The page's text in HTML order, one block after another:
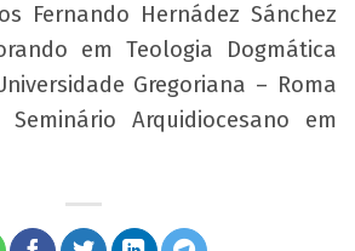
Fernando Hernádez Sánchez
em Teologia Dogmática
Gregoriana – Roma
Arquidiocesano em